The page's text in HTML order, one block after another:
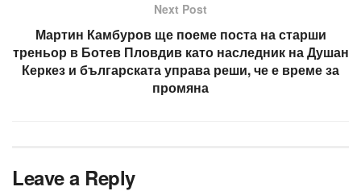
Next Post
Мартин Камбуров ще поеме поста на старши
треньор в Ботев Пловдив като наследник на Душан
Керкез и българската управа реши, че е време за
промяна
Leave a Reply